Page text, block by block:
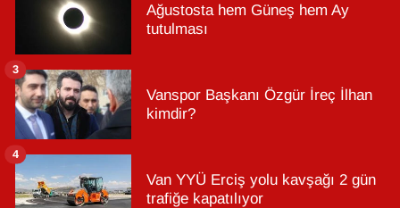
Ağustosta hem Güneş hem Ay
tutulması
Vanspor Başkanı Özgür İreç İlhan
kimdir?
3
Van YYÜ Erciş yolu kavşağı 2 gün
trafiğe kapatılıyor
4